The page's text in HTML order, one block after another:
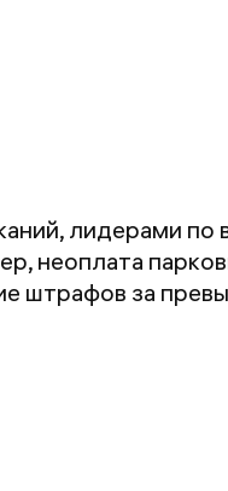
лидерами по
неоплата
штрафов за